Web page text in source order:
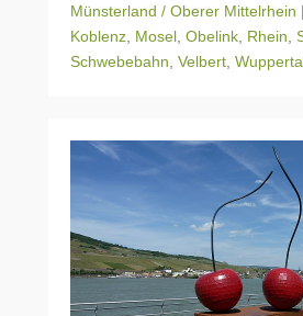
Münsterland / Oberer Mittelrhein |
Koblenz Mosel Obelink Rhein
Schwebebahn Velbert